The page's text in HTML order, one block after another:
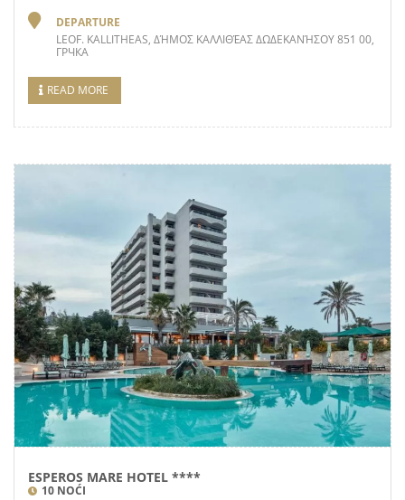
DEPARTURE
LEOF. KALLITHEAS, ΔΉΜΟΣ ΚΑΛΛΙΘΈΑΣ ΔΩΔΕΚΑΝΉΣΟΥ 851 00,
ГРЧКА
READ MORE
ESPEROS MARE HOTEL ****
10 NOĆI